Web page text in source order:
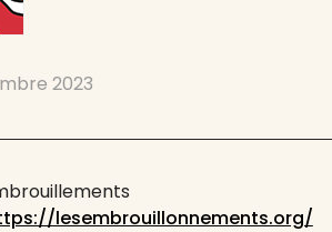
2023
lesembrouillonnements.org/